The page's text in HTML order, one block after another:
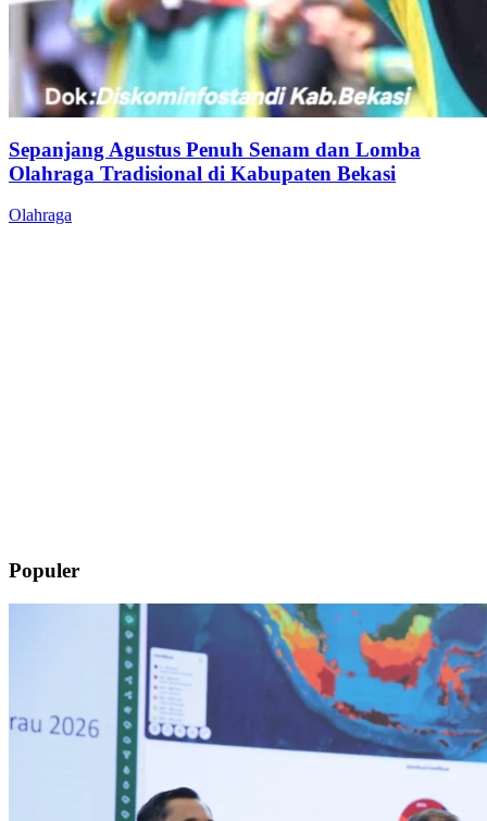
Sepanjang Agustus Penuh Senam dan Lomba
Olahraga Tradisional di Kabupaten Bekasi
Olahraga
Populer